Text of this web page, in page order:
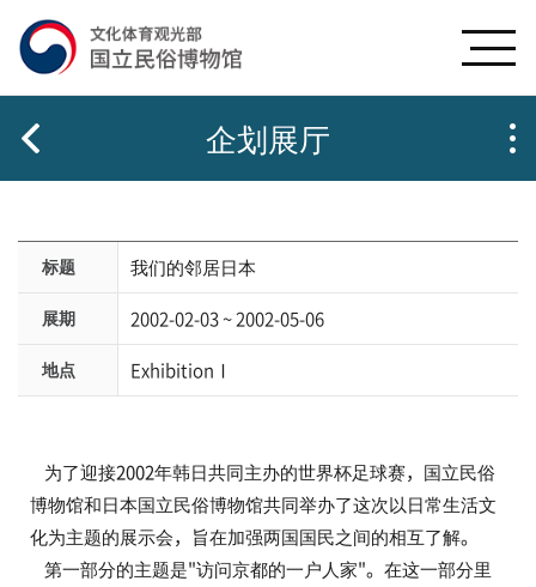
t
t
企划展厅
标题 我们的邻居日本
展期 2002-02-03 ~ 2002-05-06
地点 ExhibitionⅠ
为了迎接2002年韩日共同主办的世界杯足球赛，国立民俗
博物馆和日本国立民俗博物馆共同举办了这次以日常生活文
化为主题的展示会，旨在加强两国国民之间的相互了解。
第一部分的主题是"访问京都的一户人家"。在这一部分里